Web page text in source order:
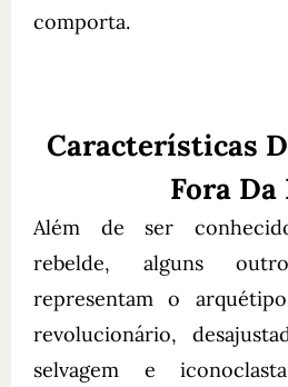
comporta.
Características
Fora Da
Além de ser
rebelde, alguns
representam o
revolucionário,
selvagem e